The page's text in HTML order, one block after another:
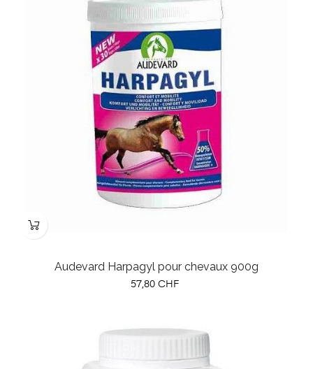
Audevard Harpagyl pour chevaux 900g
Prix
57,80 CHF